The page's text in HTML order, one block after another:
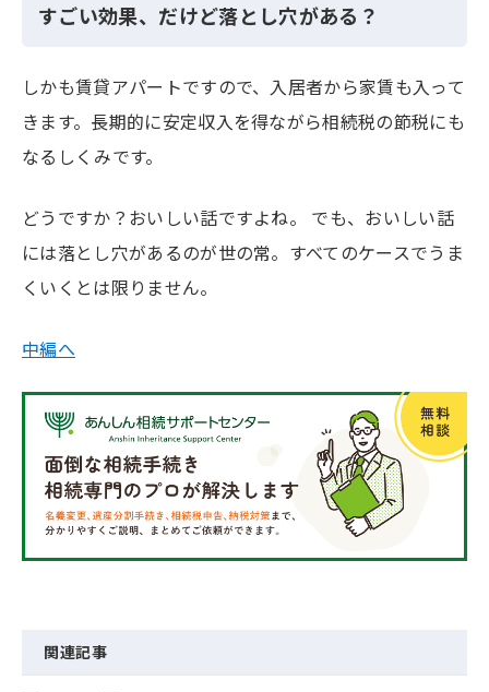
すごい効果、だけど落とし穴がある？
しかも賃貸アパートですので、入居者から家賃も入って
きます。長期的に安定収入を得ながら相続税の節税にも
なるしくみです。
どうですか？おいしい話ですよね。 でも、おいしい話
には落とし穴があるのが世の常。すべてのケースでうま
くいくとは限りません。
中編へ
関連記事